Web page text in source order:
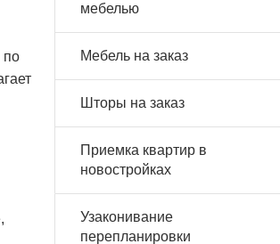
по
мебелью
Мебель на заказ
Шторы на заказ
Приемка квартир в
новостройках
Узаконивание
перепланировки